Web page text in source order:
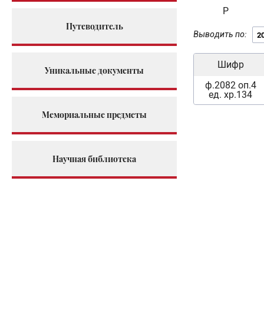
Путеводитель
Уникальные документы
Мемориальные предметы
Научная библиотека
Р
Выводить по:
Шифр
ф.2082 оп.4
ед. хр.134